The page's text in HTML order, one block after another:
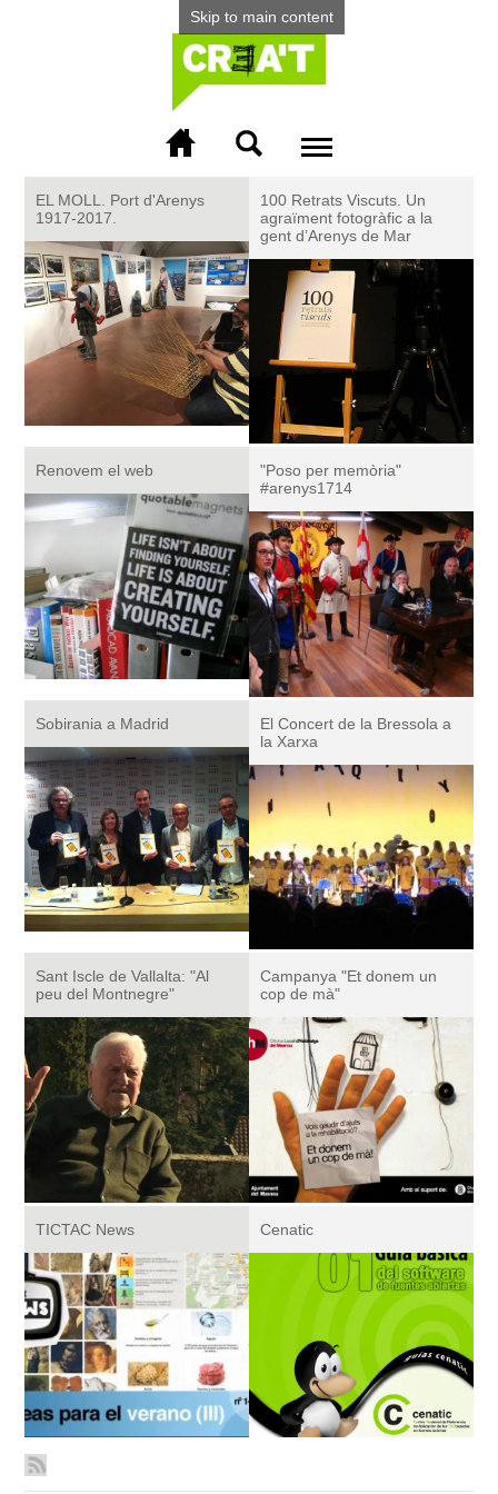
Skip to main content
EL MOLL. Port d'Arenys
1917-2017.
100 Retrats Viscuts. Un
agraïment fotogràfic a la
gent d’Arenys de Mar
Renovem el web
"Poso per memòria"
#arenys1714
Sobirania a Madrid
El Concert de la Bressola a
la Xarxa
Sant Iscle de Vallalta: "Al
peu del Montnegre"
Campanya "Et donem un
cop de mà"
TICTAC News Cenatic